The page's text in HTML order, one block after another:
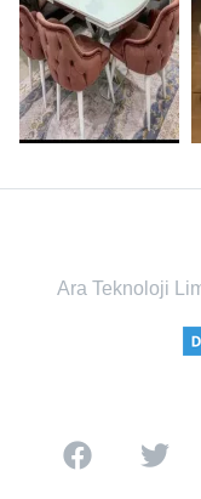
Ara Teknoloji